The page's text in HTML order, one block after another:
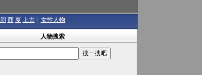
周 商 夏 上古 女性人物
人物搜索